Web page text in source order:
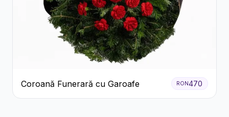
Coroană Funerară cu Garoafe RON470